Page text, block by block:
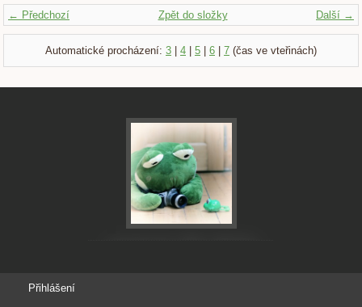
← Předchozí Další →
Zpět do složky
Automatické procházení: 3 4 5 6 7 (čas ve vteřinách)
Přihlášení